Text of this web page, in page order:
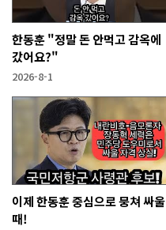
한동훈 "정말 돈 안먹고 감옥에
갔어요?"
2026-8-1
이제 한동훈 중심으로 뭉쳐 싸울
때!